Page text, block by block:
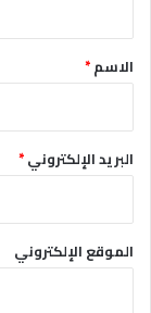
*الاسم*
البريد الإلكتروني*
الموقع الإلكتروني